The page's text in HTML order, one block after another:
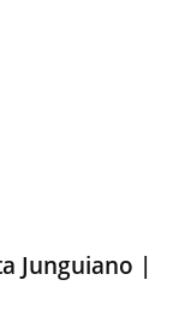
Junguiano |